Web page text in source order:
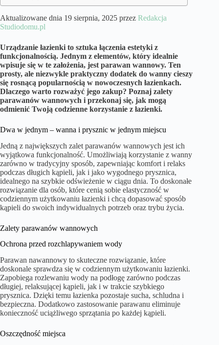
Aktualizowane dnia 19 sierpnia, 2025 przez Redakcja
Studiodomu.pl
Urządzanie łazienki to sztuka łączenia estetyki z
funkcjonalnością. Jednym z elementów, który idealnie
wpisuje się w te założenia, jest parawan wannowy. Ten
prosty, ale niezwykle praktyczny dodatek do wanny cieszy
się rosnącą popularnością w nowoczesnych łazienkach.
Dlaczego warto rozważyć jego zakup? Poznaj zalety
parawanów wannowych i przekonaj się, jak mogą
odmienić Twoją codzienne korzystanie z łazienki.
Dwa w jednym – wanna i prysznic w jednym miejscu
Jedną z największych zalet parawanów wannowych jest ich
wyjątkowa funkcjonalność. Umożliwiają korzystanie z wanny
zarówno w tradycyjny sposób, zapewniając komfort i relaks
podczas długich kąpieli, jak i jako wygodnego prysznica,
idealnego na szybkie odświeżenie w ciągu dnia. To doskonałe
rozwiązanie dla osób, które cenią sobie elastyczność w
codziennym użytkowaniu łazienki i chcą dopasować sposób
kąpieli do swoich indywidualnych potrzeb oraz trybu życia.
Zalety parawanów wannowych
Ochrona przed rozchlapywaniem wody
Parawan nawannowy to skuteczne rozwiązanie, które
doskonale sprawdza się w codziennym użytkowaniu łazienki.
Zapobiega rozlewaniu wody na podłogę zarówno podczas
długiej, relaksującej kąpieli, jak i w trakcie szybkiego
prysznica. Dzięki temu łazienka pozostaje sucha, schludna i
bezpieczna. Dodatkowo zastosowanie parawanu eliminuje
konieczność uciążliwego sprzątania po każdej kąpieli.
Oszczędność miejsca